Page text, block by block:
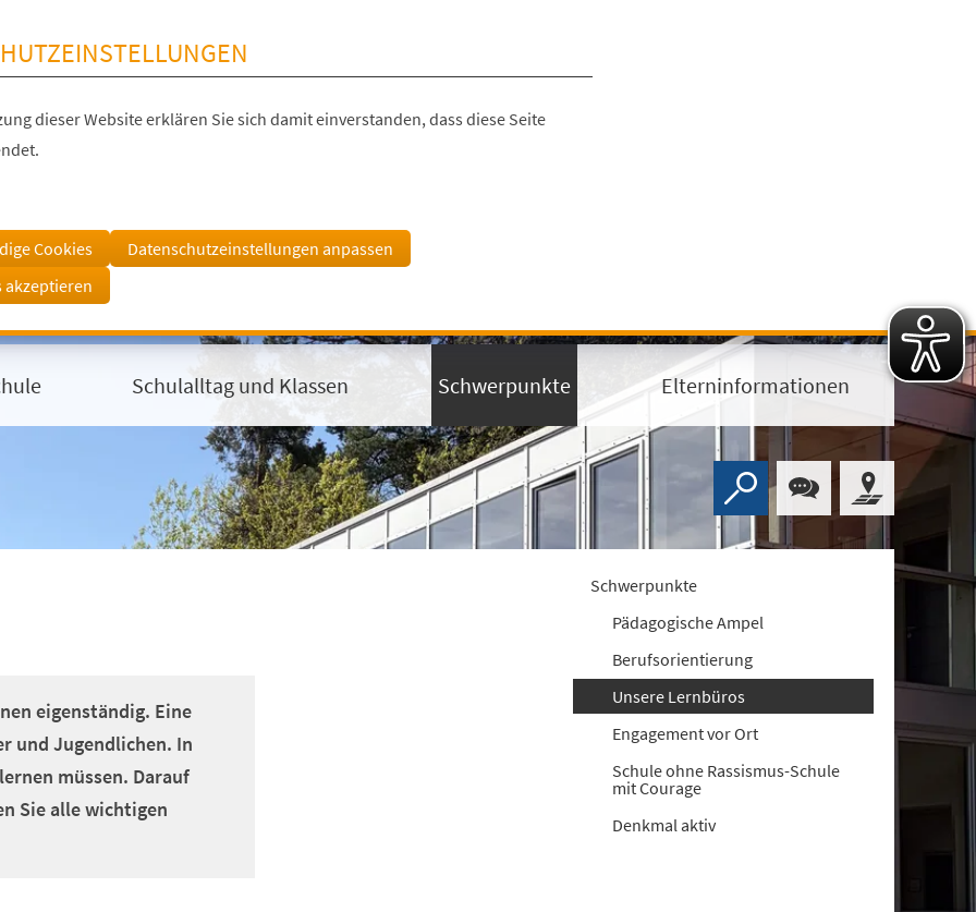
dieser Website erklären Sie sich damit einverstanden, dass diese Seite
Cookies
Datenschutzeinstellungen anpassen
akzeptieren
Schulalltag und Klassen Schwerpunkte Elterninformationen
eigenständig. Eine
und Jugendlichen. In
müssen. Darauf
Sie alle wichtigen
Schwerpunkte
Pädagogische Ampel
Berufsorientierung
Unsere Lernbüros
Engagement vor Ort
Schule ohne Rassismus-Schule
mit Courage
Denkmal aktiv